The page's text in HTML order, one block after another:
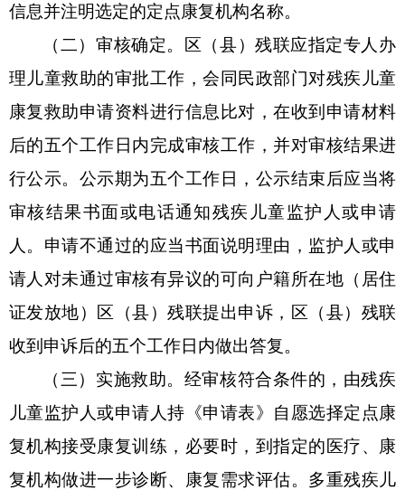
信息并注明选定的定点康复机构名称。
（二）审核确定。 区 （县）残联应指定专人办
理儿童救助的审批工作，会同民政部门对残疾儿童
康复救助申请资料进行信息比对，在收到申请材料
后的五个工作日内完成审核工作，并对审核结果进
行公示。公示期为五个工作日，公示结束后应当将
审核结果书面或电话通知残疾儿童监护人或申请
人。申请不通过的应当书面说明理由，监护人或申
请人对未通过审核有异议的可向户籍所在地（居住
证发放地） 区 （县）残联提出申诉， 区 （县）残联
收到申诉后的五个工作日内做出答复。
（三）实施救助。经审核符合条件的，由残疾
儿童监护人或申请人持《申请表》自愿选择定点康
复机构接受康复训练，必要时，到指定的医疗、康
复机构做进一步诊断、康复需求评估。多重残疾儿